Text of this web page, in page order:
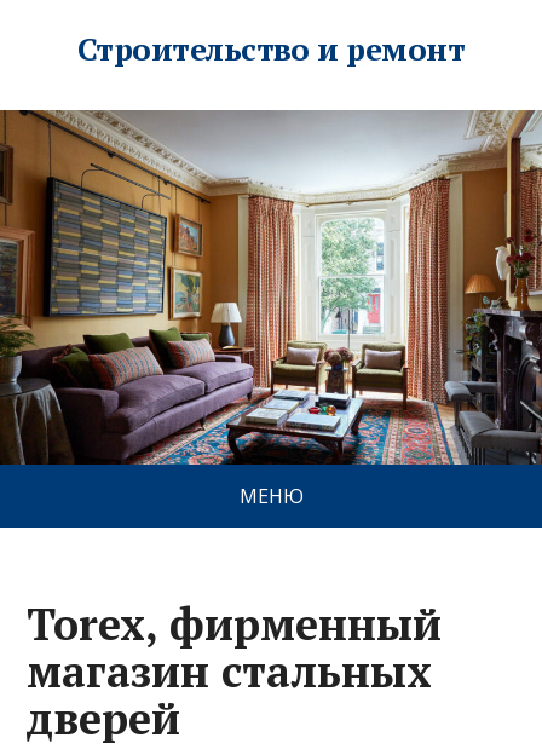
Строительство и ремонт
МЕНЮ
Torex, фирменный
магазин стальных
дверей